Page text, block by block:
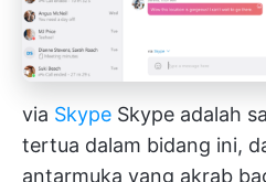
via Skype Skype adalah
tertua dalam bidang ini,
antarmuka yang akrab